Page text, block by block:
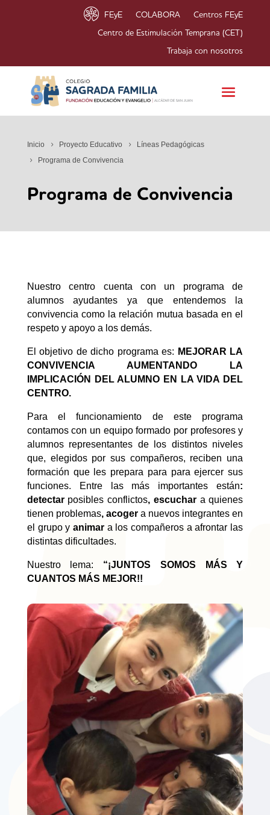
FEyE COLABORA Centros FEyE
Centro de Estimulación Temprana (CET)
Trabaja con nosotros
Inicio Proyecto Educativo
Líneas Pedagógicas
Programa de Convivencia
Programa de Convivencia
Nuestro centro cuenta con un programa de
alumnos ayudantes ya que entendemos la
convivencia como la relación mutua basada en el
respeto y apoyo a los demás.
El objetivo de dicho programa es: MEJORAR LA
CONVIVENCIA AUMENTANDO LA
IMPLICACIÓN DEL ALUMNO EN LA VIDA DEL
CENTRO.
Para el funcionamiento de este programa
contamos con un equipo formado por profesores y
alumnos representantes de los distintos niveles
que, elegidos por sus compañeros, reciben una
formación que les prepara para para ejercer sus
funciones. Entre las más importantes están:
detectarposibles conflictos, escuchara quienes
tienen problemas, acogera nuevos integrantes en
el grupo y animara los compañeros a afrontar las
distintas dificultades.
Nuestro lema: “¡JUNTOS SOMOS MÁS Y
CUANTOS MÁS MEJOR!!